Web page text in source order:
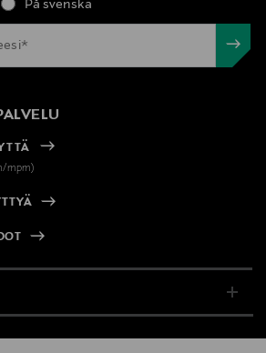
På svenska
mpm)